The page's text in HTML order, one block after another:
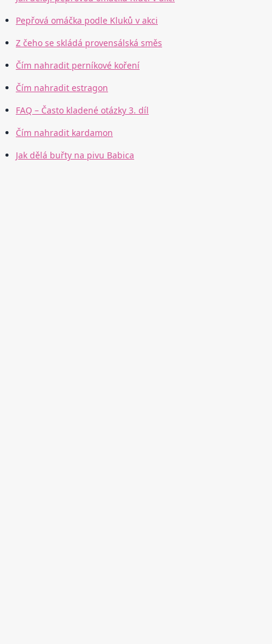
Pepřová omáčka podle Kluků v akci
Z čeho se skládá provensálská směs
Čím nahradit perníkové koření
Čím nahradit estragon
FAQ – Často kladené otázky 3. díl
Čím nahradit kardamon
Jak dělá buřty na pivu Babica